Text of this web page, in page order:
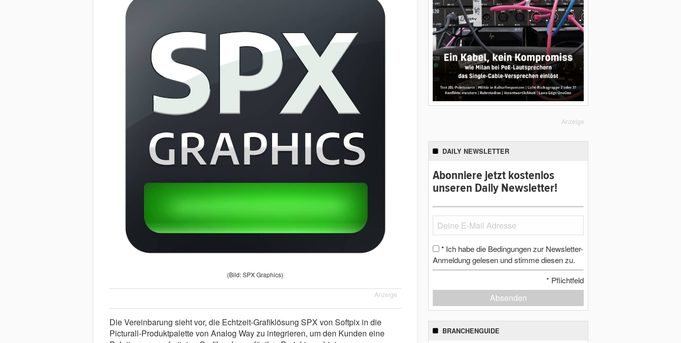
(Bild: SPX Graphics)
Anzeige
Die Vereinbarung sieht vor, die Echtzeit-Grafiklösung SPX von Softpix in die
Picturall-Produktpalette von Analog Way zu integrieren, um den Kunden eine
Anzeige
DAILY NEWSLETTER
Abonniere jetzt kostenlos
unseren Daily Newsletter!
* Ich habe die Bedingungen zur Newsletter-
Anmeldung gelesen und stimme diesen zu.
* Pflichtfeld
Absenden
BRANCHENGUIDE